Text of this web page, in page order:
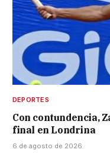
DEPORTES
Con contundencia,
final en Londrina
6 de agosto de 2026